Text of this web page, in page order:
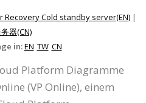
Recovery Cold standby server(EN) |
器(CN)
in:EN TW CN
Platform Diagramme
(VP Online), einem